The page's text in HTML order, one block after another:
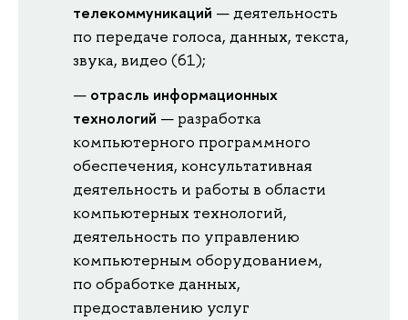
телекоммуникаций — деятельность
по передаче голоса, данных, текста,
звука, видео (61);
отрасль информационных
технологий — разработка
компьютерного программного
обеспечения, консультативная
деятельность и работы в области
компьютерных технологий,
деятельность по управлению
компьютерным оборудованием,
по обработке данных,
предоставлению услуг